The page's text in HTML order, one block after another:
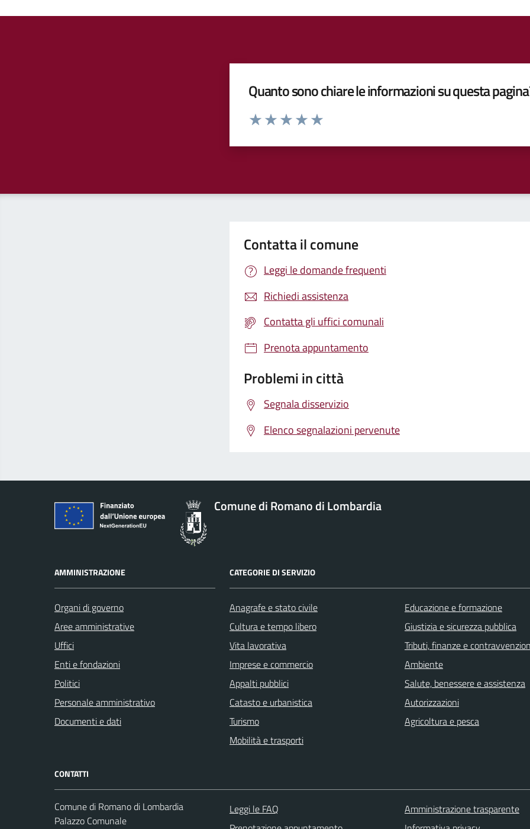
Quanto sono chiare le informazioni su questa
Valuta da 1 a 5 stelle la pagina
Contatta il comune
Leggi le domande frequenti
Richiedi assistenza
Contatta gli uffici comunali
Prenota appuntamento
Problemi in città
Segnala disservizio
Elenco segnalazioni pervenute
Comune di Romano di Lombardia
AMMINISTRAZIONE
Organi di governo
Aree amministrative
Uffici
Enti e fondazioni
Politici
Personale amministrativo
Documenti e dati
CATEGORIE DI SERVIZIO
Anagrafe e stato civile
Cultura e tempo libero
Vita lavorativa
Imprese e commercio
Appalti pubblici
Catasto e urbanistica
Turismo
Mobilità e trasporti
Educazione e formazione
Giustizia e sicurezza pubblica
Tributi, finanze e
Ambiente
Salute, benessere e assistenza
Autorizzazioni
Agricoltura e pesca
CONTATTI
Comune di Romano di Lombardia
Palazzo Comunale
Leggi le FAQ
Amministrazione trasparente